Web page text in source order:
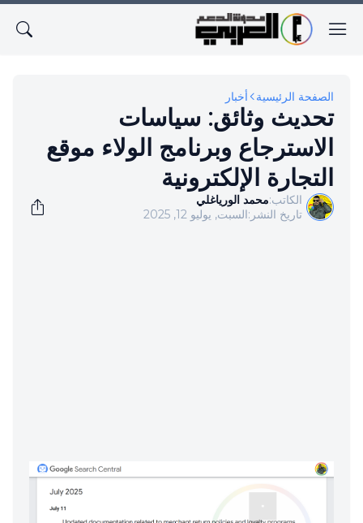
الصفحة الرئيسية أخبار
تحديث وثائق: سياسات
الاسترجاع وبرنامج الولاء موقع
التجارة الإلكترونية
الكاتب:محمد الورياغلي
تاريخ النشر:السبت, يوليو 12, 2025